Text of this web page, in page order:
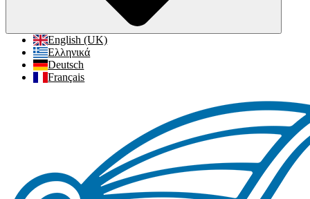
English (UK)
Ελληνικά
Deutsch
Français